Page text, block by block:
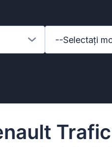
--Selectați